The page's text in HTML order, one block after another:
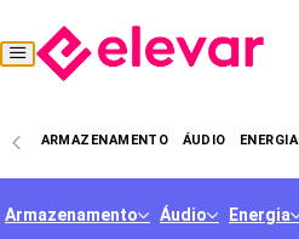
ARMAZENAMENTO ÁUDIO ENERGIA
Armazenamento Áudio Energia